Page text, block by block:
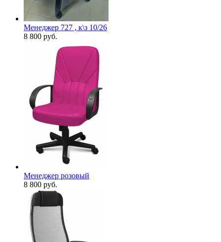
Менеджер 727 , к\з 10/26
8 800 руб.
Менеджер розовый
8 800 руб.